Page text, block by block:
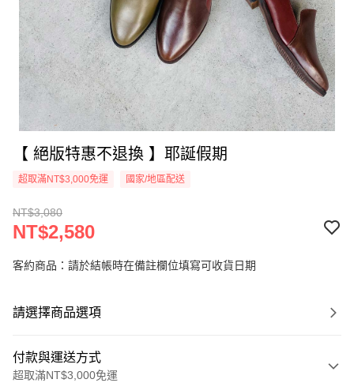
【 絕版特惠不退換 】耶誕假期
超取滿NT$3,000免運 國家/地區配送
NT$3,080
NT$2,580
客約商品：請於結帳時在備註欄位填寫可收貨日期
請選擇商品選項
付款與運送方式
超取滿NT$3,000免運